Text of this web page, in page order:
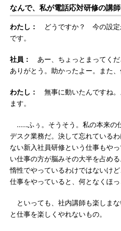
なんで、私が電話応対研修の講師
わたし：
どうですか？ 今の設定
です。
社員：
あー、ちょっとまってくだ
ありがとう。助かったよー。また、
わたし：
無事に動いたんですね。
ます。
……ふぅ。そうそう。私の本来の
デスク業務だ。決して忘れている
ない新入社員研修という仕事もや
い仕事の方が脳みその大半を占め
惰性でやっているわけではないけ
仕事をやっていると、何となくほっ
といっても、社内講師も楽しま
と仕事を楽しくやれないもの。